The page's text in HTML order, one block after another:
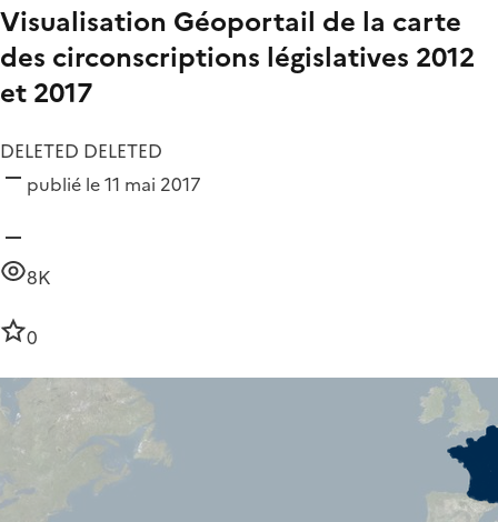
Visualisation Géoportail de la carte
des circonscriptions législatives 2012
et 2017
DELETED DELETED
publié le 11 mai 2017
8K
0